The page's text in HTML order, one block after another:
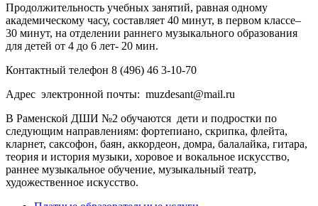
Продолжительность учебных занятий, равная одному
академическому часу, составляет 40 минут, в первом классе–
30 минут, на отделении раннего музыкального образования
для детей от 4 до 6 лет- 20 мин.
Контактный телефон 8 (496) 46 3-10-70
Адрес электронной почты: muzdesant@mail.ru
В Раменской ДШИ №2 обучаются дети и подростки по
следующим направлениям: фортепиано, скрипка, флейта,
кларнет, саксофон, баян, аккордеон, домра, балалайка, гитара,
теория и история музыки, хоровое и вокальное искусство,
раннее музыкальное обучение, музыкальный театр,
художественное искусство.